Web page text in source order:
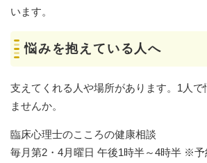
います。
悩みを抱えている人へ
支えてくれる人や場所があります。1人
ませんか。
臨床心理士のこころの健康相談
毎月第2・4月曜日 午後1時半～4時半 ※予